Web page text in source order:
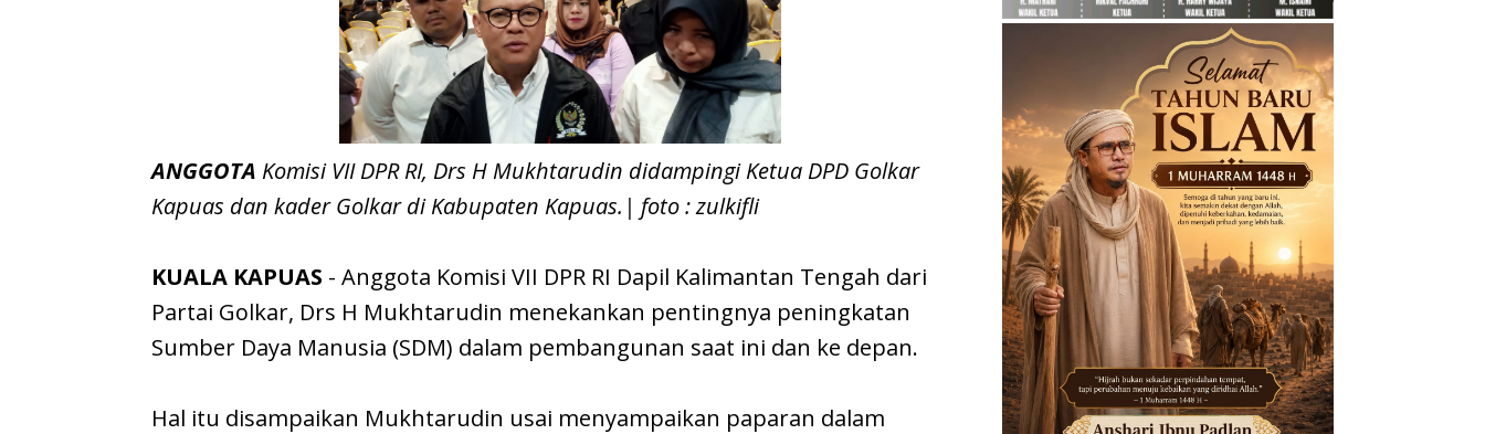
ANGGOTA Komisi VII DPR RI, Drs H Mukhtarudin didampingi Ketua DPD Golkar
Kapuas dan kader Golkar di Kabupaten Kapuas.| foto : zulkifli
KUALA KAPUAS - Anggota Komisi VII DPR RI Dapil Kalimantan Tengah dari
Partai Golkar, Drs H Mukhtarudin menekankan pentingnya peningkatan
Sumber Daya Manusia (SDM) dalam pembangunan saat ini dan ke depan.
Hal itu disampaikan Mukhtarudin usai menyampaikan paparan dalam